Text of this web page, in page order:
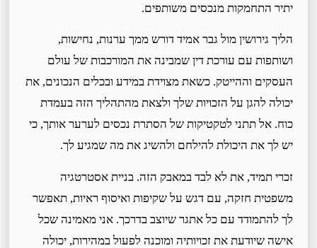
יתיר התחמקות מנכסים משותפים.
הליך גירושין מול גבר אמיד דורש ממך ערנות, נחישות,
ושותפות עם עורכת דין שמבינה את המורכבות של עולם
העסקים וההייטק. כשאת מצוידת במידע ובכלים הנכונים, את
יכולה להגן על הזכויות שלך ולצאת מהתהליך הזה בעמדת
כוח. אל תתני לטקטיקות של הסתרת נכסים לערער אותך, כי
יש לך את היכולת להילחם ולהשיג את מה שמגיע לך.
זכרי תמיד, את לא לבד במאבק הזה. בניית אסטרטגיה
משפטית חזקה, עם דגש על שקיפות ואיסוף ראיות, תאפשר
לך להתמודד עם כל אתגר שיוצב בדרכך. אני מאמינה שכל
אישה שיודעת את זכויותיה ומוכנה לפעול במהירות, יכולה